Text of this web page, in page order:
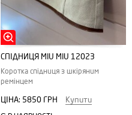
СПІДНИЦЯ MIU MIU 12023
Коротка спідниця з шкіряним
ремінцем
ЦІНА: 5850 ГРН Купити